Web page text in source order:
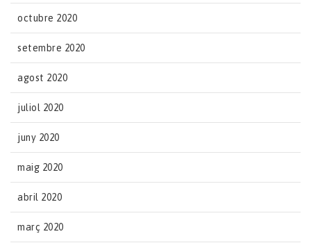
octubre 2020
setembre 2020
agost 2020
juliol 2020
juny 2020
maig 2020
abril 2020
març 2020